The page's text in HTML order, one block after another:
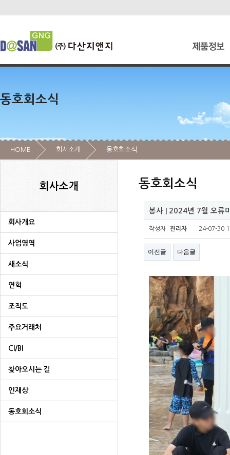
동호회소식
HOME 회사소개 동호회소식
회사소개
회사개요
사업영역
새소식
연혁
조직도
주요거래처
CI/BI
찾아오시는 길
인재상
동호회소식
동호회소식
봉사 | 2024년 7월 오류
작성자 관리자 24-07-30
이전글 다음글